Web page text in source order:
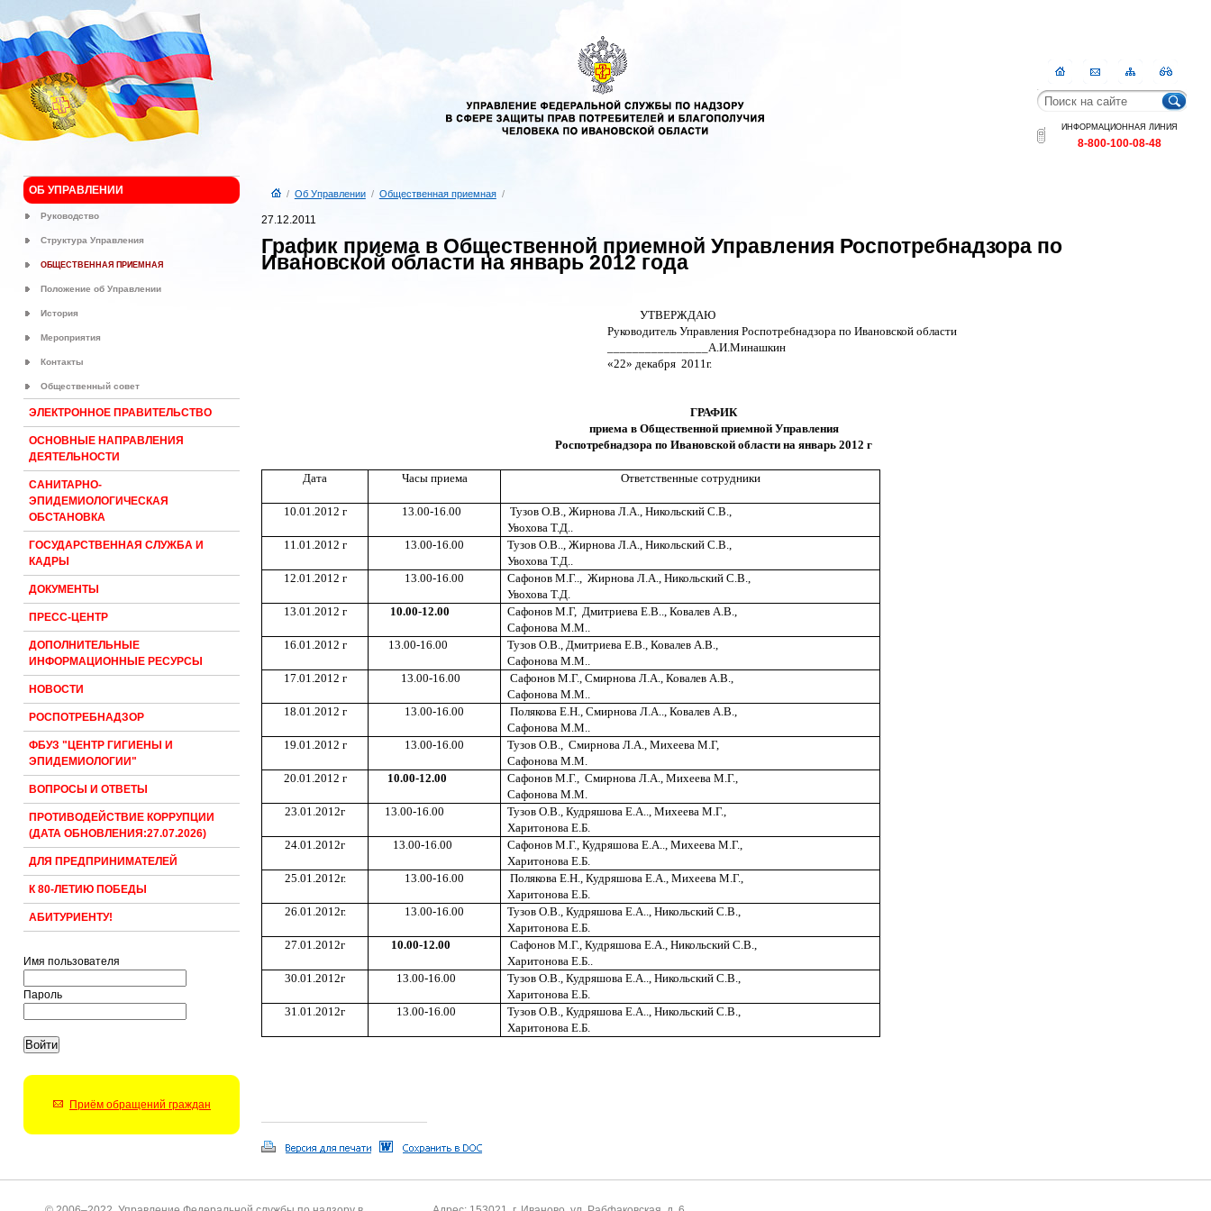
ГлавнаяКонтактыКарта
сайта
RSS
ИНФОРМАЦИОННАЯ ЛИНИЯ
8-800-100-08-48
ОБ УПРАВЛЕНИИ
Руководство
Структура Управления
ОБЩЕСТВЕННАЯ ПРИЕМНАЯ
Положение об Управлении
История
Мероприятия
Контакты
Общественный совет
ЭЛЕКТРОННОЕ ПРАВИТЕЛЬСТВО
ОСНОВНЫЕ НАПРАВЛЕНИЯ
ДЕЯТЕЛЬНОСТИ
САНИТАРНО-
ЭПИДЕМИОЛОГИЧЕСКАЯ
ОБСТАНОВКА
ГОСУДАРСТВЕННАЯ СЛУЖБА И
КАДРЫ
ДОКУМЕНТЫ
ПРЕСС-ЦЕНТР
ДОПОЛНИТЕЛЬНЫЕ
ИНФОРМАЦИОННЫЕ РЕСУРСЫ
НОВОСТИ
РОСПОТРЕБНАДЗОР
ФБУЗ "ЦЕНТР ГИГИЕНЫ И
ЭПИДЕМИОЛОГИИ"
ВОПРОСЫ И ОТВЕТЫ
ПРОТИВОДЕЙСТВИЕ КОРРУПЦИИ
(ДАТА ОБНОВЛЕНИЯ:27.07.2026)
ДЛЯ ПРЕДПРИНИМАТЕЛЕЙ
К 80-ЛЕТИЮ ПОБЕДЫ
АБИТУРИЕНТУ!
Имя пользователя
Пароль
Приём обращений граждан
/ Об Управлении/ Общественная приемная/
27.12.2011
График приема в Общественной приемной Управления Роспотребнадзора по
Ивановской области на январь 2012 года
УТВЕРЖДАЮ
Руководитель Управления Роспотребнадзора по Ивановской области
________________А.И.Минашкин
«22» декабря 2011г.
ГРАФИК
приема в Общественной приемной Управления
Роспотребнадзора по Ивановской области на январь 2012 г
Дата Часы приема Ответственные сотрудники
10.01.2012 г 13.00-16.00
Тузов О.В., Жирнова Л.А., Никольский С.В.,
Увохова Т.Д..
11.01.2012 г
13.00-16.00
Тузов О.В.., Жирнова Л.А., Никольский С.В.,
Увохова Т.Д..
12.01.2012 г
13.00-16.00 Сафонов М.Г..,
Жирнова Л.А., Никольский С.В.,
Увохова Т.Д.
13.01.2012 г
10.00-12.00 Сафонов М.Г, Дмитриева Е.В.., Ковалев А.В.,
Сафонова М.М..
16.01.2012 г
13.00-16.00
Тузов О.В., Дмитриева Е.В., Ковалев А.В.,
Сафонова М.М..
17.01.2012 г
13.00-16.00
Сафонов М.Г., Смирнова Л.А., Ковалев А.В.,
Сафонова М.М..
18.01.2012 г
13.00-16.00
Полякова Е.Н., Смирнова Л.А.., Ковалев А.В.,
Сафонова М.М..
19.01.2012 г
13.00-16.00 Тузов О.В.,
Смирнова Л.А., Михеева М.Г,
Сафонова М.М.
20.01.2012 г
10.00-12.00 Сафонов М.Г.,
Смирнова Л.А., Михеева М.Г.,
Сафонова М.М.
23.01.2012г
13.00-16.00
Тузов О.В., Кудряшова Е.А.., Михеева М.Г.,
Харитонова Е.Б.
24.01.2012г
13.00-16.00
Сафонов М.Г., Кудряшова Е.А.., Михеева М.Г.,
Харитонова Е.Б.
25.01.2012г.
13.00-16.00
Полякова Е.Н., Кудряшова Е.А., Михеева М.Г.,
Харитонова Е.Б.
26.01.2012г.
13.00-16.00
Тузов О.В., Кудряшова Е.А.., Никольский С.В.,
Харитонова Е.Б.
27.01.2012г
10.00-12.00
Сафонов М.Г., Кудряшова Е.А., Никольский С.В.,
Харитонова Е.Б..
30.01.2012г
13.00-16.00
Тузов О.В., Кудряшова Е.А.., Никольский С.В.,
Харитонова Е.Б.
31.01.2012г
13.00-16.00
Тузов О.В., Кудряшова Е.А.., Никольский С.В.,
Харитонова Е.Б.